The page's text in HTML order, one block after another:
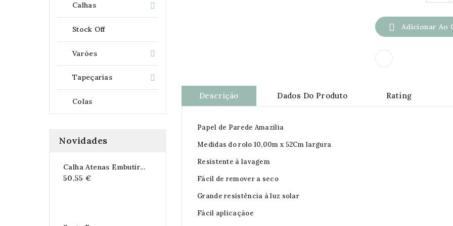

Calhas
Stock Off

Varões

Tapeçarias
Colas
Novidades
Calha Atenas Embutir...
50,55 €
 Adicionar Ao
Descrição Dados Do Produto Rating
Papel de Parede Amazilia
Medidas do rolo 10,00m x 52Cm largura
Resistente à lavagem
Fácil de remover a seco
Grande resistência à luz solar
Fácil aplicaçãoe